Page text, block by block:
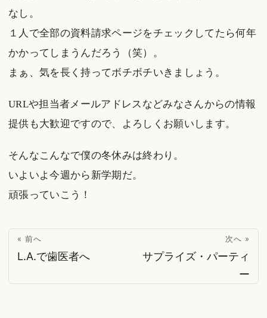
なし。
１人で全部の資料請求ページをチェックしてたら何年
かかってしまうんだろう（笑）。
まぁ、気を長く持ってボチボチいきましょう。
URLや担当者メールアドレスなどみなさんからの情報
提供も大歓迎ですので、よろしくお願いします。
そんなこんなで僕の冬休みは終わり。
いよいよ今週から新学期だ。
頑張っていこう！
« 前へ
L.A.で歯医者へ
次へ »
サプライズ・パーティ
ー